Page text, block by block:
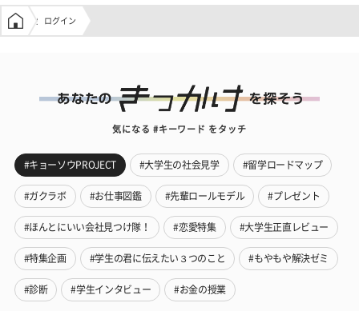
学生の窓口トップ
ログイン
気になる #キーワード をタッチ
#キョーソウPROJECT #大学生の社会見学 #留学ロードマップ
#ガクラボ #お仕事図鑑 #先輩ロールモデル #プレゼント
#ほんとにいい会社見つけ隊！ #恋愛特集 #大学生正直レビュー
#特集企画 #学生の君に伝えたい３つのこと #もやもや解決ゼミ
#診断 #学生インタビュー #お金の授業